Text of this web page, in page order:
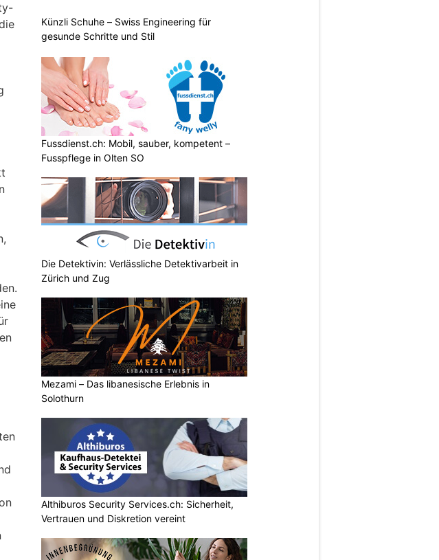
Künzli Schuhe – Swiss Engineering für
gesunde Schritte und Stil
Fussdienst.ch: Mobil, sauber, kompetent –
Fusspflege in Olten SO
Die Detektivin: Verlässliche Detektivarbeit in
Zürich und Zug
Mezami – Das libanesische Erlebnis in
Solothurn
Althiburos Security Services.ch: Sicherheit,
Vertrauen und Diskretion vereint